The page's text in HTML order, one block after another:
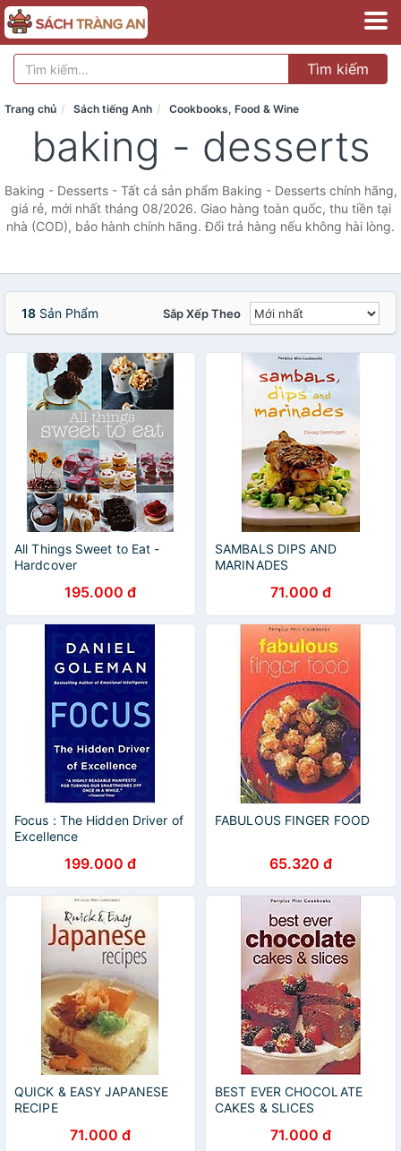
Tìm kiếm
Trang chủ Sách tiếng Anh Cookbooks, Food & Wine
baking - desserts
Baking - Desserts - Tất cả sản phẩm Baking - Desserts chính hãng,
giá rẻ, mới nhất tháng 08/2026. Giao hàng toàn quốc, thu tiền tại
nhà (COD), bảo hành chính hãng. Đổi trả hàng nếu không hài lòng.
18 Sản Phẩm Sắp Xếp Theo
All Things Sweet to Eat -
Hardcover
195.000 đ
SAMBALS DIPS AND
MARINADES
71.000 đ
Focus : The Hidden Driver of
Excellence
199.000 đ
FABULOUS FINGER FOOD
65.320 đ
QUICK & EASY JAPANESE
RECIPE
71.000 đ
BEST EVER CHOCOLATE
CAKES & SLICES
71.000 đ